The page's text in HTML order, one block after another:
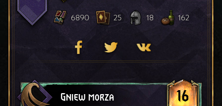
6890 25 18 162
Gniew morza 16